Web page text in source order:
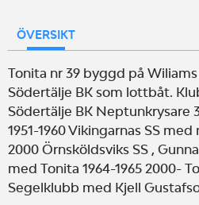
ÖVERSIKT
Tonita nr 39 byggd på Wiliams
Södertälje BK som lottbåt.
Södertälje BK Neptunkrysare
1951-1960 Vikingarnas SS
2000 Örnsköldsviks SS ,
med Tonita 1964-1965 2000-
Segelklubb med Kjell